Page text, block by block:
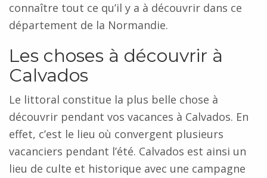
connaître tout ce qu’il y a à découvrir dans ce
département de la Normandie.
Les choses à découvrir à
Calvados
Le littoral constitue la plus belle chose à
découvrir pendant vos vacances à Calvados. En
effet, c’est le lieu où convergent plusieurs
vacanciers pendant l’été. Calvados est ainsi un
lieu de culte et historique avec une campagne